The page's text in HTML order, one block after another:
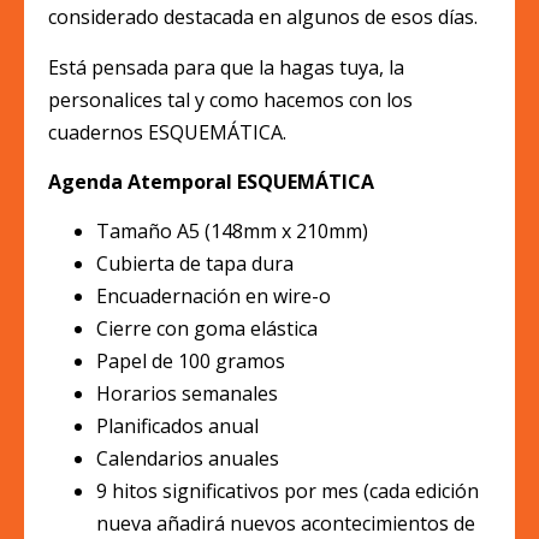
considerado destacada en algunos de esos días.
Está pensada para que la hagas tuya, la
personalices tal y como hacemos con los
cuadernos ESQUEMÁTICA.
Agenda Atemporal ESQUEMÁTICA
Tamaño A5 (148mm x 210mm)
Cubierta de tapa dura
Encuadernación en wire-o
Cierre con goma elástica
Papel de 100 gramos
Horarios semanales
Planificados anual
Calendarios anuales
9 hitos significativos por mes (cada edición
nueva añadirá nuevos acontecimientos de